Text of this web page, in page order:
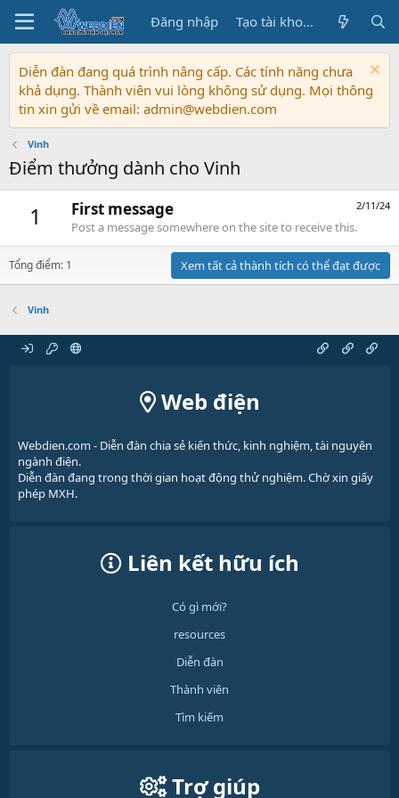
Đăng nhập Tạo tài khoản
Diễn đàn đang quá trình nâng cấp. Các tính năng chưa
khả dụng. Thành viên vui lòng không sử dụng. Mọi thông
tin xin gửi về email: admin@webdien.com
Vinh
Điểm thưởng dành cho Vinh
1 2/11/24
First message
Post a message somewhere on the site to receive this.
Tổng điểm: 1 Xem tất cả thành tích có thể đạt được
Vinh
Web điện
Webdien.com - Diễn đàn chia sẻ kiến thức, kinh nghiệm, tài nguyên
ngành điện.
Diễn đàn đang trong thời gian hoạt động thử nghiệm. Chờ xin giấy
phép MXH.
Liên kết hữu ích
Có gì mới?
resources
Diễn đàn
Thành viên
Tìm kiếm
Trợ giúp